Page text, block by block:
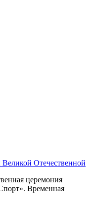
Великой Отечественной
церемония
Временная